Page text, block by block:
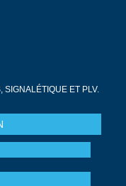
SIGNALÉTIQUE ET PLV.